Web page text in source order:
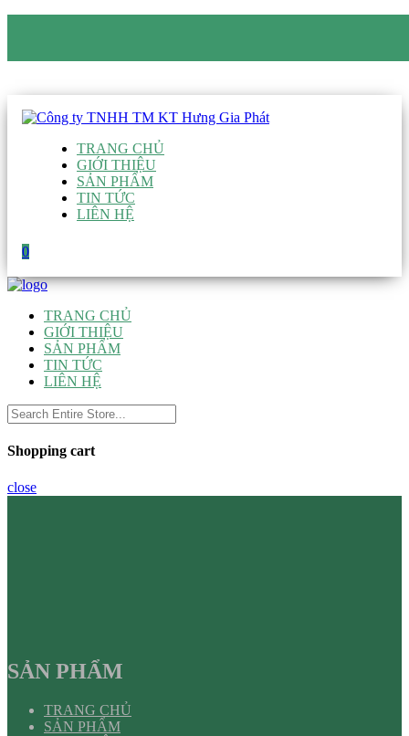
TRANG CHỦ
GIỚI THIỆU
SẢN PHẨM
TIN TỨC
LIÊN HỆ
0
TRANG CHỦ
GIỚI THIỆU
SẢN PHẨM
TIN TỨC
LIÊN HỆ
Shopping cart
close
SẢN PHẨM
TRANG CHỦ
SẢN PHẨM